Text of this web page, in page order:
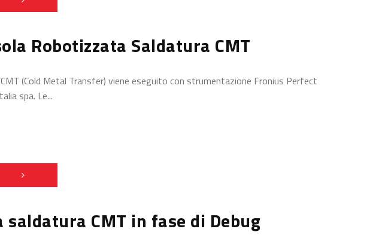
Robotizzata Saldatura CMT
(Cold Metal Transfer) viene eseguito con strumentazione Fronius Perfect
spa. Le...
CMT in fase di Debug